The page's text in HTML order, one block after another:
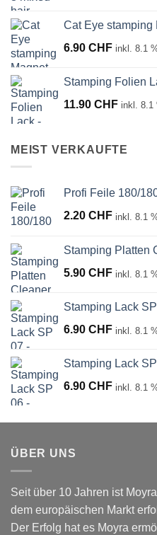
Cat Eye stamping
6.90 CHF inkl. 8.1
Stamping Folien
11.90 CHF inkl. 8.1
MEIST VERKAUFTE
Profi Feile 180/
2.20 CHF inkl. 8.1
Stamping Platten
5.90 CHF inkl. 8.1
Stamping Lack
6.90 CHF inkl. 8.1
Stamping Lack
6.90 CHF inkl. 8.1
ÜBER UNS
Seit über 10 Jahren ist
dem europäischen Markt
Der Erfolg hat es Moyra